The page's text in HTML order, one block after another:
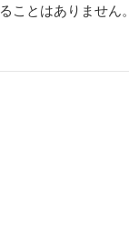
ことはありません。